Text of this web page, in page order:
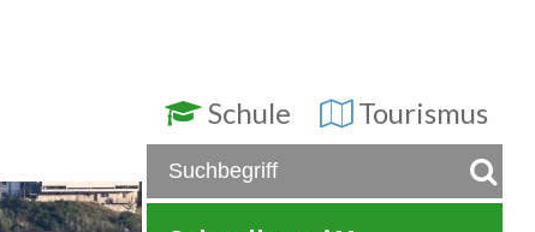
Schule Tourismus